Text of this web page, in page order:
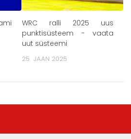
WRC ralli 2025 uus
punktisüsteem - vaata
uut süsteemi
25. JAAN 2025